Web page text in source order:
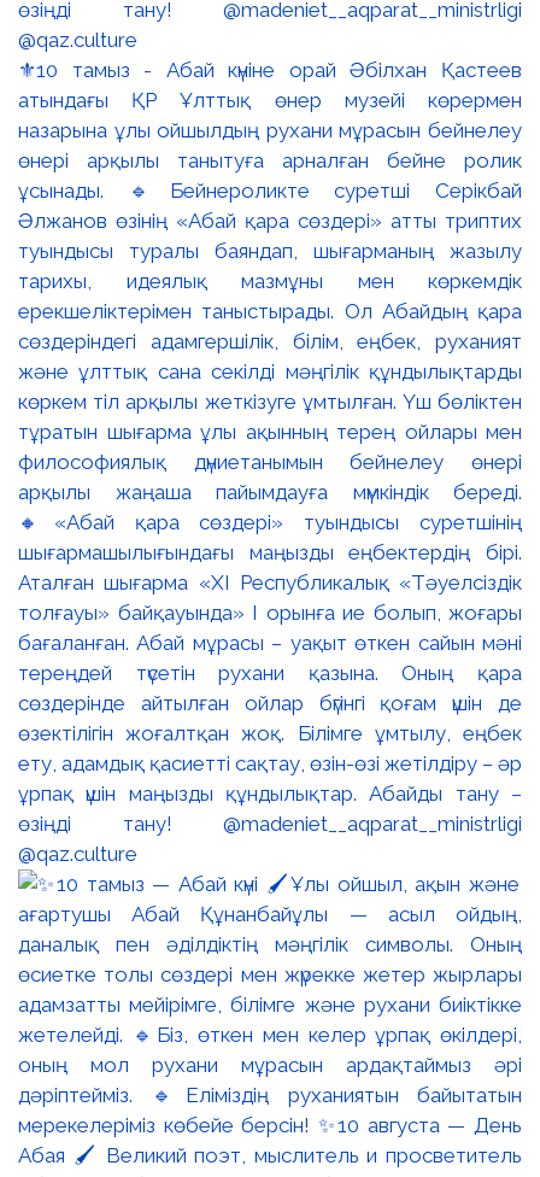
⚜️10 тамыз - Абай күніне орай Әбілхан Қастеев
атындағы ҚР Ұлттық өнер музейі көрермен
назарына ұлы ойшылдың рухани мұрасын бейнелеу
өнері арқылы танытуға арналған бейне ролик
ұсынады. 🔹Бейнероликте суретші Серікбай
Әлжанов өзінің «Абай қара сөздері» атты триптих
туындысы туралы баяндап, шығарманың жазылу
тарихы, идеялық мазмұны мен көркемдік
ерекшеліктерімен таныстырады. Ол Абайдың қара
сөздеріндегі адамгершілік, білім, еңбек, руханият
және ұлттық сана секілді мәңгілік құндылықтарды
көркем тіл арқылы жеткізуге ұмтылған. Үш бөліктен
тұратын шығарма ұлы ақынның терең ойлары мен
философиялық дүниетанымын бейнелеу өнері
арқылы жаңаша пайымдауға мүмкіндік береді.
🔸«Абай қара сөздері» туындысы суретшінің
шығармашылығындағы маңызды еңбектердің бірі.
Аталған шығарма «XI Республикалық «Тәуелсіздік
толғауы» байқауында» І орынға ие болып, жоғары
бағаланған. Абай мұрасы – уақыт өткен сайын мәні
тереңдей түсетін рухани қазына. Оның қара
сөздерінде айтылған ойлар бүгінгі қоғам үшін де
өзектілігін жоғалтқан жоқ. Білімге ұмтылу, еңбек
ету, адамдық қасиетті сақтау, өзін-өзі жетілдіру – әр
ұрпақ үшін маңызды құндылықтар. Абайды тану –
өзіңді тану! @madeniet__aqparat__ministrligi
@qaz.culture